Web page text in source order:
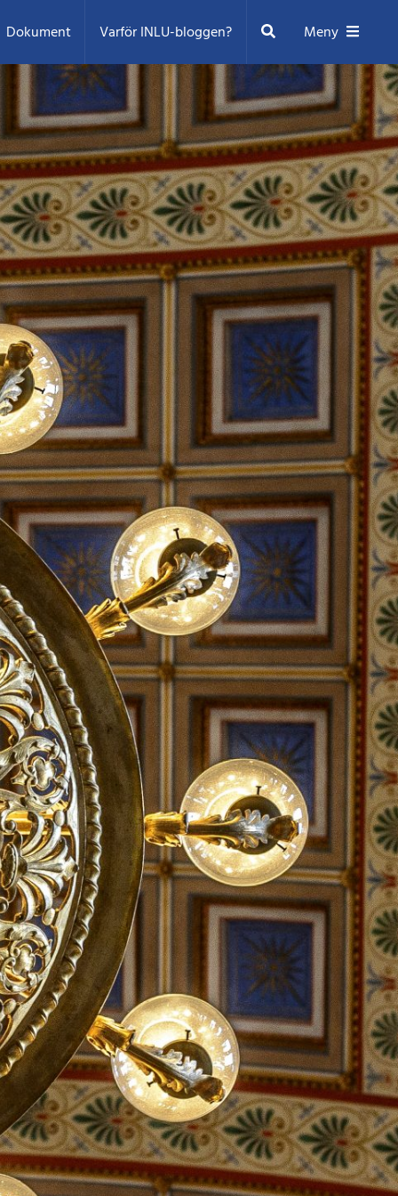
Dokument Varför INLU-bloggen? Sök Meny